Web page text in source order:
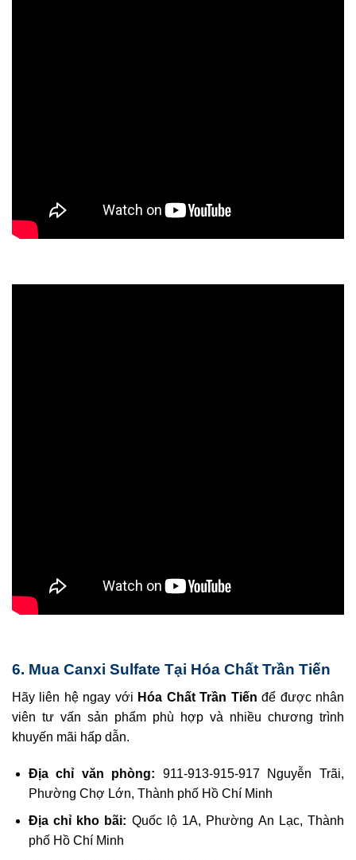
6. Mua Canxi Sulfate Tại Hóa Chất Trần Tiến
Hãy liên hệ ngay với Hóa Chất Trần Tiến để được nhân
viên tư vấn sản phẩm phù hợp và nhiều chương trình
khuyến mãi hấp dẫn.
Địa chỉ văn phòng: 911-913-915-917 Nguyễn Trãi,
Phường Chợ Lớn, Thành phố Hồ Chí Minh
Địa chỉ kho bãi: Quốc lộ 1A, Phường An Lạc, Thành
phố Hồ Chí Minh